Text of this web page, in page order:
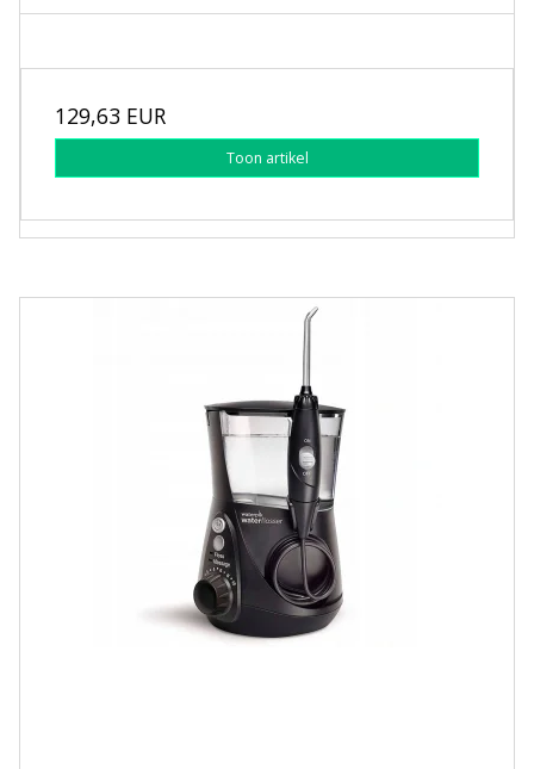
129,63 EUR
Toon artikel